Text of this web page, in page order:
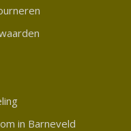
in Barneveld